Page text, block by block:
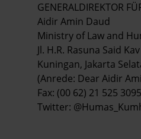
GENERALDIREKTOR
Aidir Amin Daud
Ministry of Law and
Jl. H.R. Rasuna Said
Kuningan, Jakarta
(Anrede: Dear Aidir
Fax: (00 62) 21 525 3095
Twitter: